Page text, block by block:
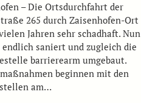
– Die Ortsdurchfahrt der
265 durch Zaisenhofen-Ort
Jahren sehr schadhaft. Nun
saniert und zugleich die
barrierearm umgebaut.
beginnen mit den
am…